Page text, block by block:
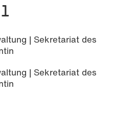
| Sekretariat des
| Sekretariat des